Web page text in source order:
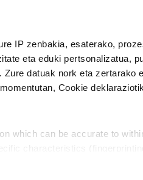
IP zenbakia, esaterako,
eta eduki pertsonalizatua,
datuak nork eta zertarako
Cookie
which can be accurate to
modu librean kontatzea